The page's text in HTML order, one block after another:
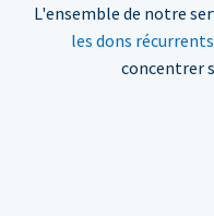
L'ensemble de notre
les dons récurrents
concentrer